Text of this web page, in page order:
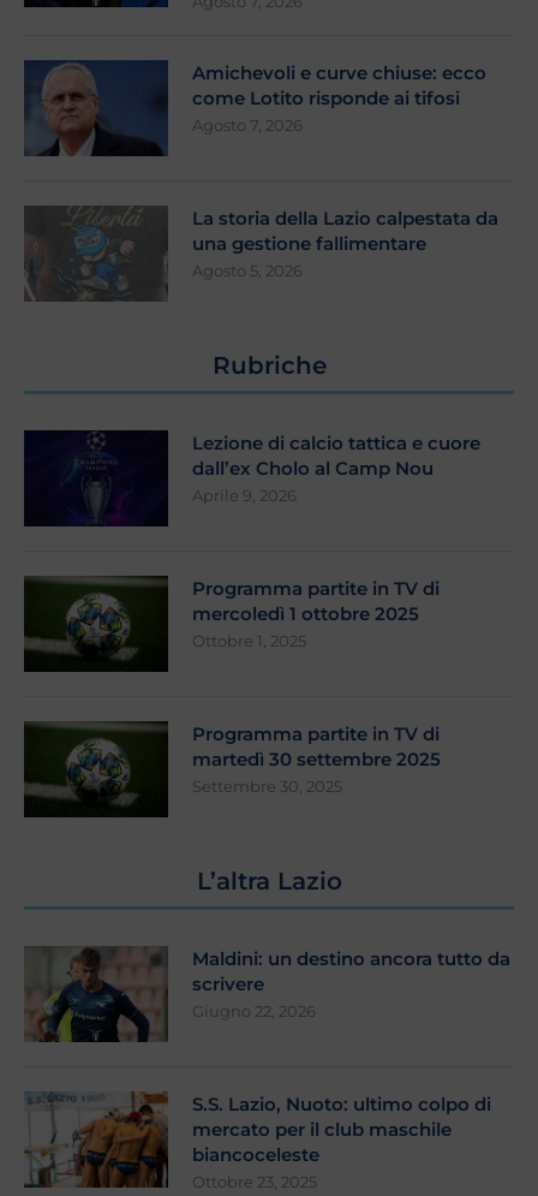
Amichevoli e curve chiuse: ecco
come Lotito risponde ai tifosi
Agosto 7, 2026
La storia della Lazio calpestata da
una gestione fallimentare
Agosto 5, 2026
Rubriche
Lezione di calcio tattica e cuore
dall’ex Cholo al Camp Nou
Aprile 9, 2026
Programma partite in TV di
mercoledì 1 ottobre 2025
Ottobre 1, 2025
Programma partite in TV di
martedì 30 settembre 2025
Settembre 30, 2025
L’altra Lazio
Maldini: un destino ancora tutto da
scrivere
Giugno 22, 2026
S.S. Lazio, Nuoto: ultimo colpo di
mercato per il club maschile
biancoceleste
Ottobre 23, 2025